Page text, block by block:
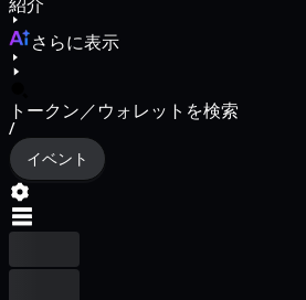
紹介
さらに表示
トークン／ウォレットを検索
/
イベント